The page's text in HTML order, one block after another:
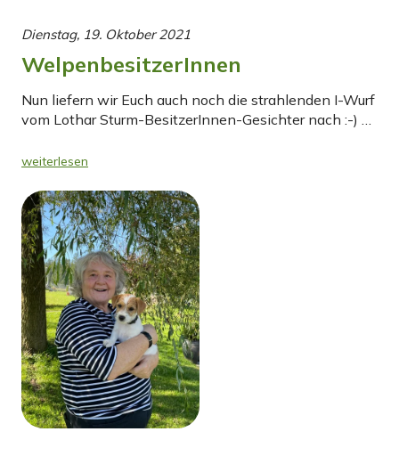
Dienstag, 19. Oktober 2021
WelpenbesitzerInnen
Nun liefern wir Euch auch noch die strahlenden I-Wurf
vom Lothar Sturm-BesitzerInnen-Gesichter nach :-) …
weiterlesen